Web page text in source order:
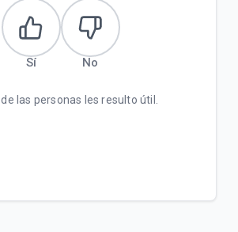
Sí No
de las personas les resulto útil.